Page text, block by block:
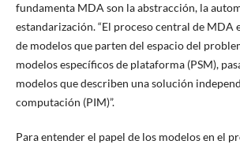
fundamenta MDA son la abstracción, la
estandarización. “El proceso central de MDA
de modelos que parten del espacio del
modelos específicos de plataforma (PSM),
modelos que describen una solución
computación (PIM)”.
Para entender el papel de los modelos en el